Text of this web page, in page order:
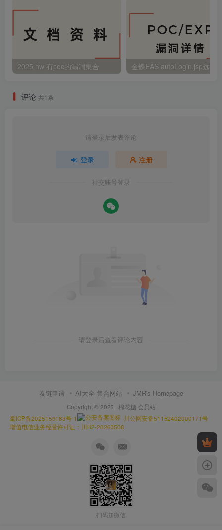
2025 hw 有poc的漏洞集合
评论 共1条
请登录后发表评论
登录 注册
社交账号登录
请登录后查看评论内容
友链申请 AI大全 集合网站 JMR's Homepage
Copyright © 2025 · 棉花糖 会员站
蜀ICP备2025159183号-1
川公网安备51152402000171号
增值电信业务经营许可证：川B2-20260508
扫码加微信